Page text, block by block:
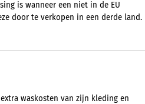
is wanneer een niet in de EU
door te verkopen in een derde land.
waskosten van zijn kleding en